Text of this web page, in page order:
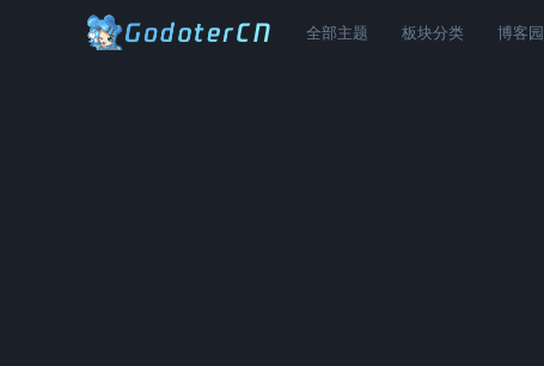
全部主题 板块分类 博客园